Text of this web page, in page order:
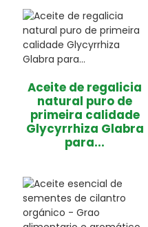
Aceite de regalicia
natural puro de
primeira calidade
Glycyrrhiza Glabra
para...